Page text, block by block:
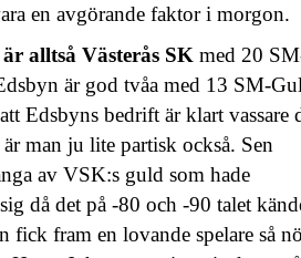
en avgörande faktor i morgon.
alltså Västerås SK med 20
är god tvåa med 13 SM-
Edsbyns bedrift är klart vassare
man ju lite partisk också. Sen
av VSK:s guld som hade
då det på -80 och -90 talet
fick fram en lovande spelare så